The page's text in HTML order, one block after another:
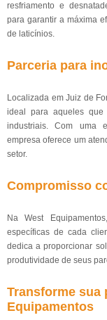
resfriamento e
para garantir a máxima
de laticínios.
Parceria para
Localizada em Juiz de
ideal para aqueles que
industriais. Com uma
empresa oferece um
setor.
Compromisso
Na West
específicas de cada
dedica a proporcionar
produtividade de seus
Transforme sua
Equipamentos